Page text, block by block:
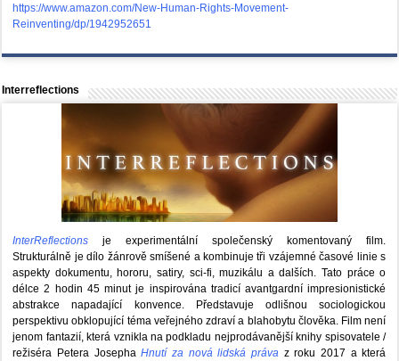
https://www.amazon.com/New-Human-Rights-Movement-
Reinventing/dp/1942952651
Interreflections
InterReflections je experimentální společenský komentovaný film.
Strukturálně je dílo žánrově smíšené a kombinuje tři vzájemné časové linie s
aspekty dokumentu, hororu, satiry, sci-fi, muzikálu a dalších. Tato práce o
délce 2 hodin 45 minut je inspirována tradicí avantgardní impresionistické
abstrakce napadající konvence. Představuje odlišnou sociologickou
perspektivu obklopující téma veřejného zdraví a blahobytu člověka. Film není
jenom fantazií, která vznikla na podkladu nejprodávanější knihy spisovatele /
režiséra Petera JosephaHnutí za nová lidská právaz roku 2017 a která